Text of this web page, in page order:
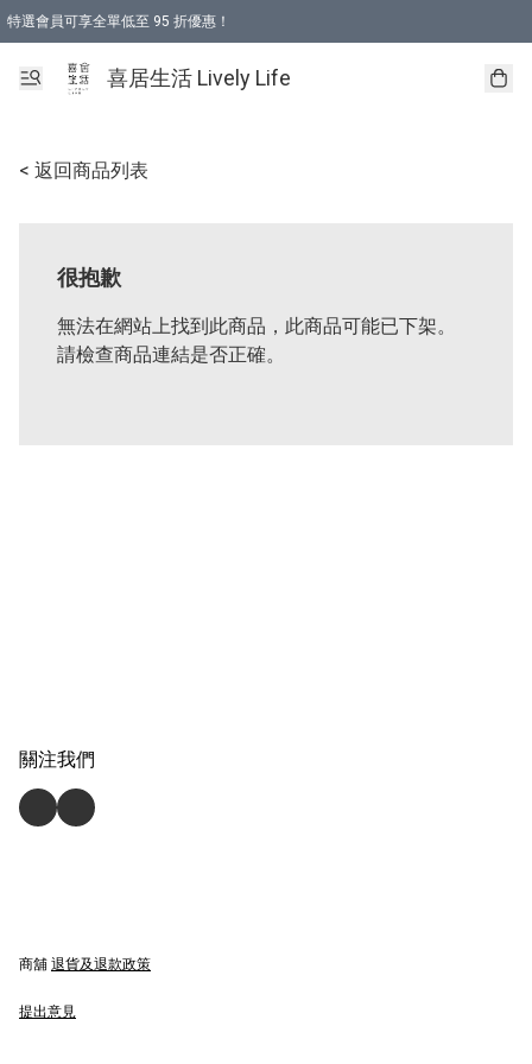
特選會員可享全單低至 95 折優惠！
購物折後滿$600免運費優惠 (減價貨品除外）
購物折後滿$320 即可免費於「順豐站」或「順豐智能櫃」自提點取貨 （冷凍食品
喜居生活 Lively Life
< 返回商品列表
很抱歉
無法在網站上找到此商品，此商品可能已下架。
請檢查商品連結是否正確。
關注我們
商舖 退貨及退款政策
提出意見